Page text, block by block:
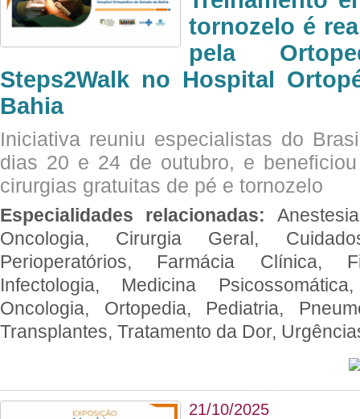
tornozelo é
pela
Steps2Walk no Hospital
Bahia
Iniciativa reuniu especialistas do
dias 20 e 24 de outubro, e
cirurgias gratuitas de pé e tornozelo
Especialidades relacionadas:
Oncologia, Cirurgia Geral,
Perioperatórios, Farmácia Clínica,
Infectologia, Medicina
Oncologia, Ortopedia, Pediatria,
Transplantes, Tratamento da Dor,
21/10/2025